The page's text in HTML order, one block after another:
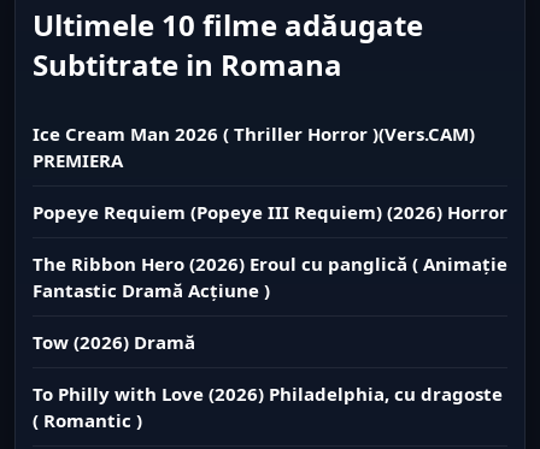
Ultimele 10 filme adăugate
Subtitrate in Romana
Ice Cream Man 2026 ( Thriller Horror )(Vers.CAM)
PREMIERA
Popeye Requiem (Popeye III Requiem) (2026) Horror
The Ribbon Hero (2026) Eroul cu panglică ( Animație
Fantastic Dramă Acțiune )
Tow (2026) Dramă
To Philly with Love (2026) Philadelphia, cu dragoste
( Romantic )